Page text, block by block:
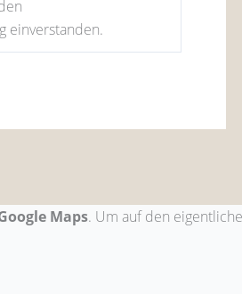
einverstanden.
Maps. Um auf den